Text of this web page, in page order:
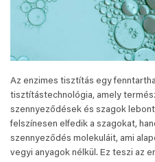
Az enzimes tisztítás egy
tisztítástechnológia, amely
szennyeződések és szagok
felszínesen elfedik a szagokat,
szennyeződés molekuláit, ami
vegyi anyagok nélkül. Ez teszi az